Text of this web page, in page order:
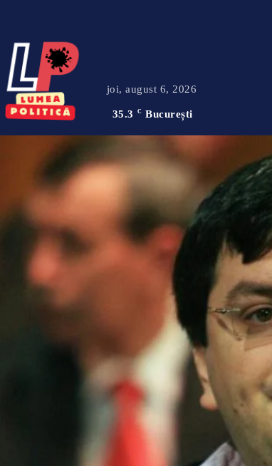
joi, august 6, 2026
35.3 C București